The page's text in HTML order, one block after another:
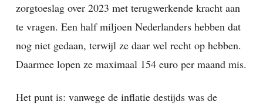
zorgtoeslag over 2023 met terugwerkende kracht aan
te vragen. Een half miljoen Nederlanders hebben dat
nog niet gedaan, terwijl ze daar wel recht op hebben.
Daarmee lopen ze maximaal 154 euro per maand mis.
Het punt is: vanwege de inflatie destijds was de